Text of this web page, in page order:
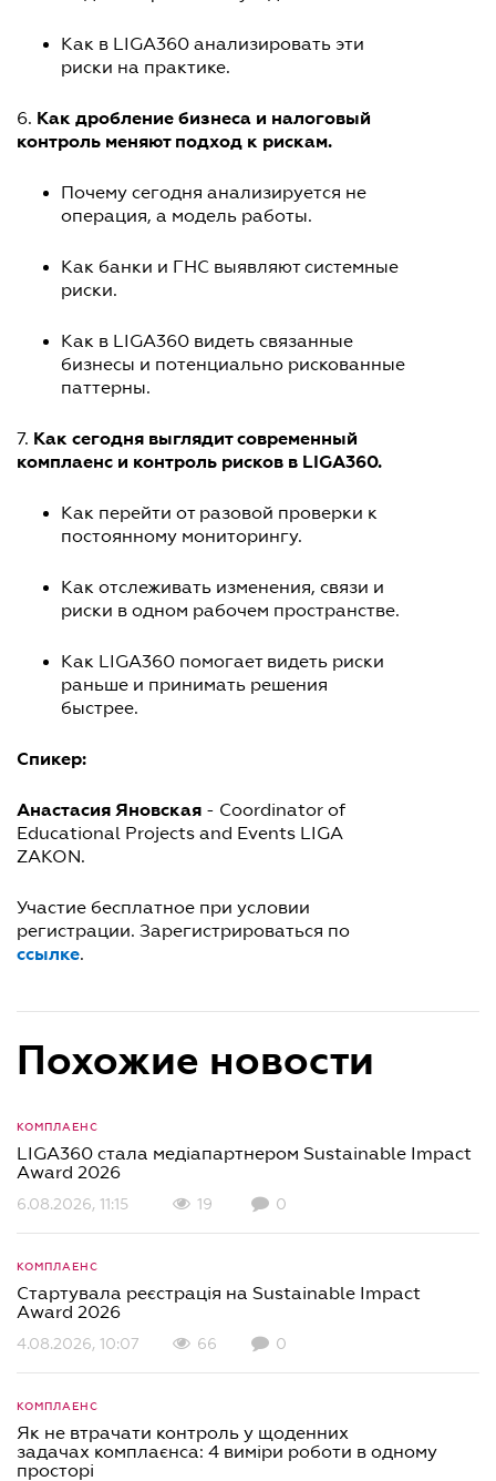
Как в LIGA360 анализировать эти
риски на практике.
6. Как дробление бизнеса и налоговый
контроль меняют подход к рискам.
Почему сегодня анализируется не
операция, а модель работы.
Как банки и ГНС выявляют системные
риски.
Как в LIGA360 видеть связанные
бизнесы и потенциально рискованные
паттерны.
7. Как сегодня выглядит современный
комплаенс и контроль рисков в LIGA360.
Как перейти от разовой проверки к
постоянному мониторингу.
Как отслеживать изменения, связи и
риски в одном рабочем пространстве.
Как LIGA360 помогает видеть риски
раньше и принимать решения
быстрее.
Спикер:
Анастасия Яновская - Coordinator of
Educational Projects and Events LIGA
ZAKON.
Участие бесплатное при условии
регистрации. Зарегистрироваться по
ссылке.
Похожие новости
КОМПЛАЕНС
LIGA360 стала медіапартнером Sustainable Impact
Award 2026
6.08.2026, 11:15 19 0
КОМПЛАЕНС
Стартувала реєстрація на Sustainable Impact
Award 2026
4.08.2026, 10:07 66 0
КОМПЛАЕНС
Як не втрачати контроль у щоденних
задачах комплаєнса: 4 виміри роботи в одному
просторі